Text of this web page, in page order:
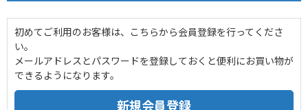
初めてご利用のお客様は、こちらから会員登録を行ってくださ
い。
メールアドレスとパスワードを登録しておくと便利にお買い物が
できるようになります。